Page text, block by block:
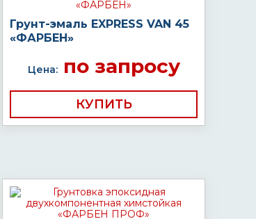
Грунт-эмаль EXPRESS VAN 45
«ФАРБЕН»
Цена:по запросу
КУПИТЬ